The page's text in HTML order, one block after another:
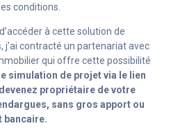
conditions.
à cette solution de
contracté un partenariat avec
qui offre cette possibilité
simulation de projet via le lien
propriétaire de votre
sans gros apport ou
bancaire.